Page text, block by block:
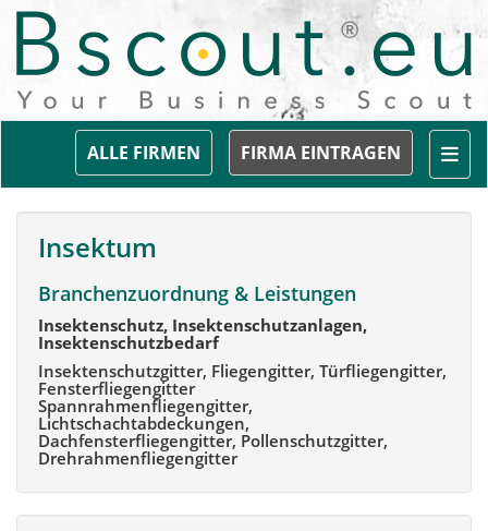
FIRMA EINTRAGEN
ALLE FIRMEN
Insektum
Branchenzuordnung & Leistungen
Insektenschutz, Insektenschutzanlagen,
Insektenschutzbedarf
Insektenschutzgitter, Fliegengitter, Türfliegengitter,
Fensterfliegengitter
Spannrahmenfliegengitter,
Lichtschachtabdeckungen,
Dachfensterfliegengitter, Pollenschutzgitter,
Drehrahmenfliegengitter